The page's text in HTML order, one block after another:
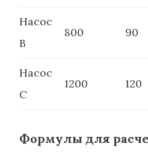
Насос
B
800 90
Насос
C
1200 120
Формулы для